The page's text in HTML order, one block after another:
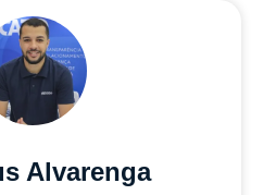
Alvarenga